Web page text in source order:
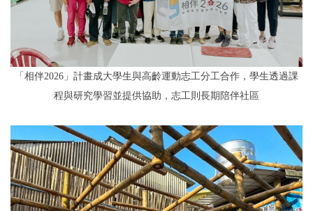
「相伴2026」計畫成大學生與高齡運動志工分工合作，學生透過課
程與研究學習並提供協助，志工則長期陪伴社區